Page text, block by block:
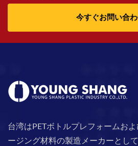
今すぐお問い合わ
台湾はPETボトルプレフォームお
ージング材料の製造メーカーとし